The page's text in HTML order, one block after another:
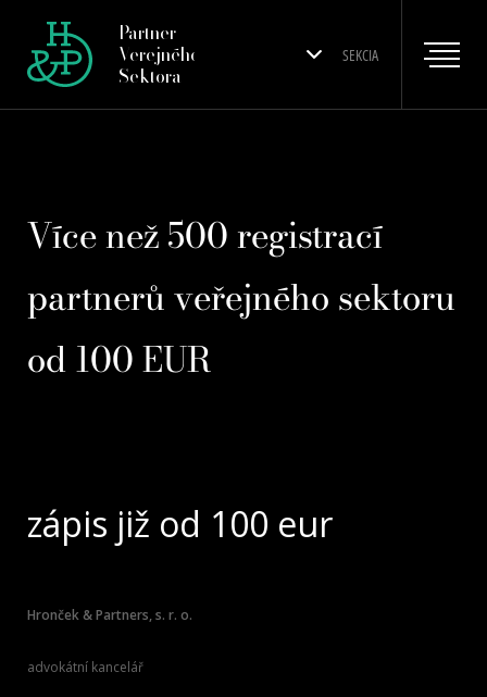
SEKCIA
Partner
Verejného
Sektora
Více než 500 registrací
partnerů veřejného sektoru
od 100 EUR
zápis již od 100 eur
Hronček & Partners, s. r. o.
advokátní kancelář